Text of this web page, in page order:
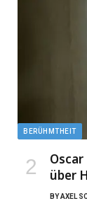
BERÜHMTHEIT
über
BYAXEL